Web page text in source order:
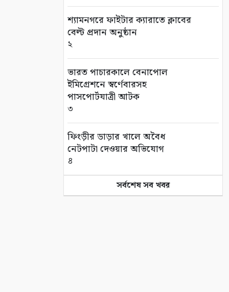
শ্যামনগরে ফাইটার ক্যারাতে ক্লাবের
বেল্ট প্রদান অনুষ্ঠান
২
ভারত পাচারকালে বেনাপোল
ইমিগ্রেশনে স্বর্ণেবারসহ
পাসপোর্টযাত্রী আটক
৩
ফিংড়ীর ডাড়ার খালে অবৈধ
নেটপাটা দেওয়ার অভিযোগ
৪
তালায় বিল থেকে যুবকের মৃতদেহ
সর্বশেষ সব খবর